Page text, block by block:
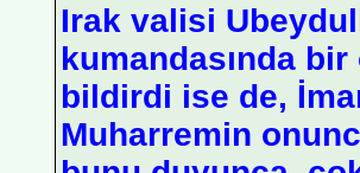
Irak valisi
kumandasında
bildirdi ise de,
Muharremin